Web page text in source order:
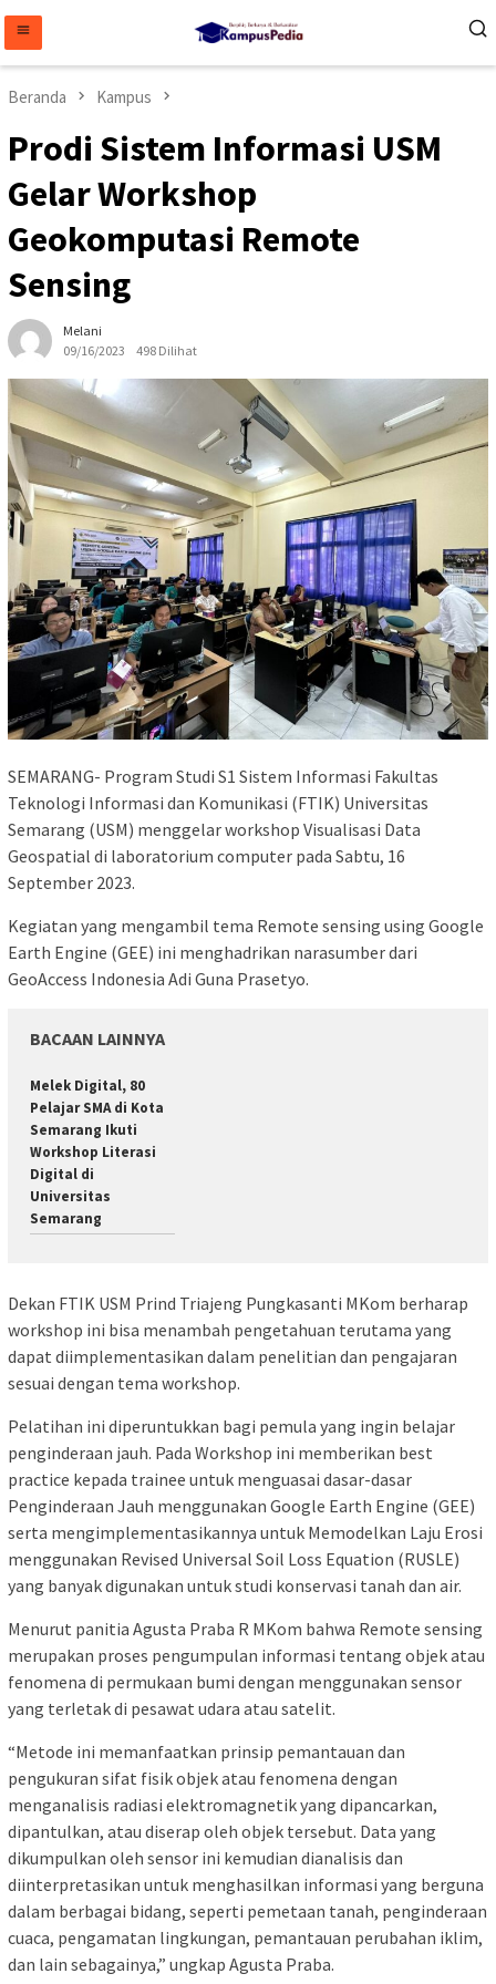
konten
Beranda Kampus
Prodi Sistem Informasi USM
Gelar Workshop
Geokomputasi Remote
Sensing
Melani
09/16/2023
498 Dilihat
SEMARANG- Program Studi S1 Sistem Informasi Fakultas
Teknologi Informasi dan Komunikasi (FTIK) Universitas
Semarang (USM) menggelar workshop Visualisasi Data
Geospatial di laboratorium computer pada Sabtu, 16
September 2023.
Kegiatan yang mengambil tema Remote sensing using Google
Earth Engine (GEE) ini menghadrikan narasumber dari
GeoAccess Indonesia Adi Guna Prasetyo.
BACAAN LAINNYA
Melek Digital, 80
Pelajar SMA di Kota
Semarang Ikuti
Workshop Literasi
Digital di
Universitas
Semarang
Dekan FTIK USM Prind Triajeng Pungkasanti MKom berharap
workshop ini bisa menambah pengetahuan terutama yang
dapat diimplementasikan dalam penelitian dan pengajaran
sesuai dengan tema workshop.
Pelatihan ini diperuntukkan bagi pemula yang ingin belajar
penginderaan jauh. Pada Workshop ini memberikan best
practice kepada trainee untuk menguasai dasar-dasar
Penginderaan Jauh menggunakan Google Earth Engine (GEE)
serta mengimplementasikannya untuk Memodelkan Laju Erosi
menggunakan Revised Universal Soil Loss Equation (RUSLE)
yang banyak digunakan untuk studi konservasi tanah dan air.
Menurut panitia Agusta Praba R MKom bahwa Remote sensing
merupakan proses pengumpulan informasi tentang objek atau
fenomena di permukaan bumi dengan menggunakan sensor
yang terletak di pesawat udara atau satelit.
“Metode ini memanfaatkan prinsip pemantauan dan
pengukuran sifat fisik objek atau fenomena dengan
menganalisis radiasi elektromagnetik yang dipancarkan,
dipantulkan, atau diserap oleh objek tersebut. Data yang
dikumpulkan oleh sensor ini kemudian dianalisis dan
diinterpretasikan untuk menghasilkan informasi yang berguna
dalam berbagai bidang, seperti pemetaan tanah, penginderaan
cuaca, pengamatan lingkungan, pemantauan perubahan iklim,
dan lain sebagainya,” ungkap Agusta Praba.